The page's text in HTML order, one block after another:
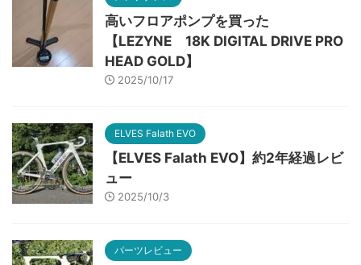
高いフロアポンプを買った
【LEZYNE 18K DIGITAL DRIVE PRO
HEAD GOLD】
2025/10/17
ELVES Falath EVO
【ELVES Falath EVO】約2年経過レビ
ュー
2025/10/3
パーツレビュー